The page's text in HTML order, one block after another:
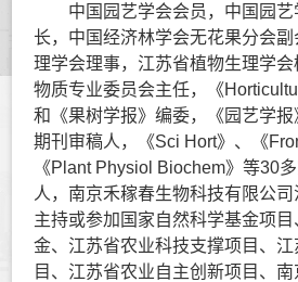
中国园艺学会会员，中国园
长，中国经济林学会无花果分会
理学会理事，江苏省植物生理学
物质专业委员会主任，《
和《果树学报》编委，《园艺学
期刊审稿人，《Sci Hort》、《
《Plant Physiol Biochem》等30
人，南京禾稼春生物科技有限公
主持或参加国家自然科学基金项
金、江苏省农业科技支撑项目、
目、江苏省农业自主创新项目、